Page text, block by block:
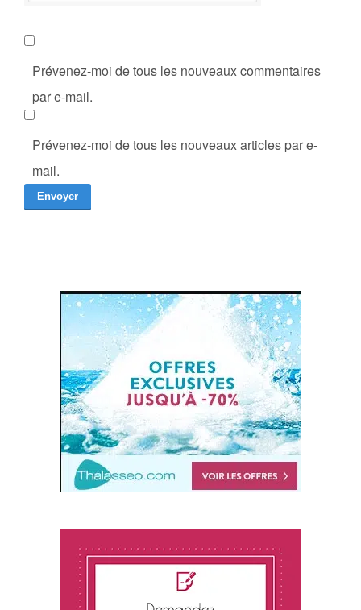
Prévenez-moi de tous les nouveaux commentaires
par e-mail.
Prévenez-moi de tous les nouveaux articles par e-
mail.